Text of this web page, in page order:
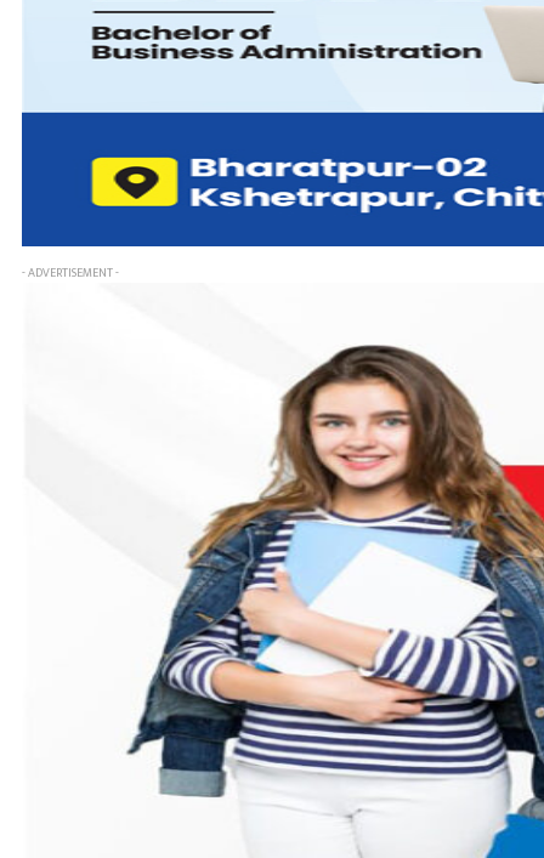
- ADVERTISEMENT -